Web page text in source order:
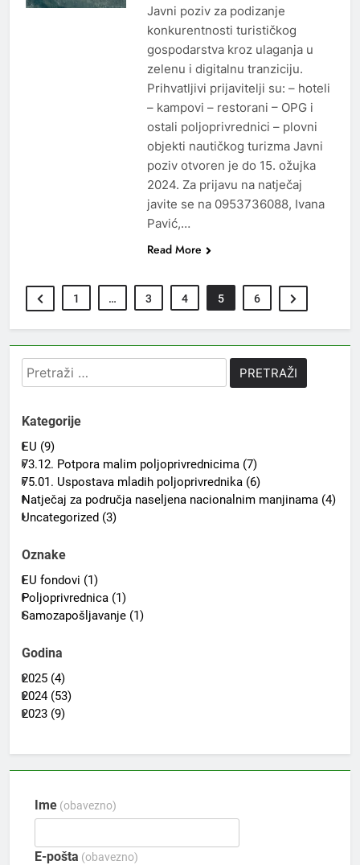
Javni poziv za podizanje
konkurentnosti turističkog
gospodarstva kroz ulaganja u
zelenu i digitalnu tranziciju.
Prihvatljivi prijavitelji su: – hoteli
– kampovi – restorani – OPG i
ostali poljoprivrednici – plovni
objekti nautičkog turizma Javni
poziv otvoren je do 15. ožujka
2024. Za prijavu na natječaj
javite se na 0953736088, Ivana
Pavić,…
Read More
1 … 3 4 5 6
Pretraži:
Kategorije
EU (9)
73.12. Potpora malim poljoprivrednicima (7)
75.01. Uspostava mladih poljoprivrednika (6)
Natječaj za područja naseljena nacionalnim manjinama (4)
Uncategorized (3)
Oznake
EU fondovi (1)
Poljoprivrednica (1)
Samozapošljavanje (1)
Godina
2025 (4)
2024 (53)
2023 (9)
Ime (obavezno)
E-pošta (obavezno)